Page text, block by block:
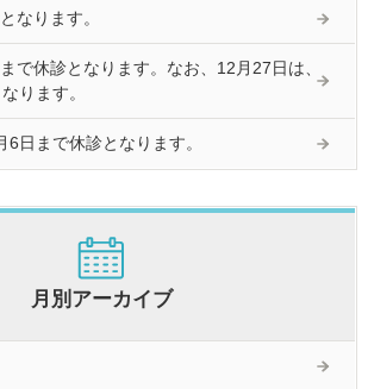
なります。
で休診となります。なお、12月27日は、
ります。
日まで休診となります。
月別アーカイブ